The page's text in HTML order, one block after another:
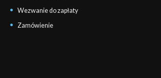
Wezwanie do zapłaty
Zamówienie